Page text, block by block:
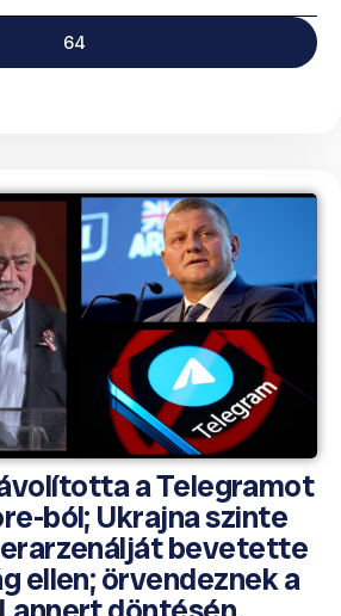
64
a Telegramot
ból; Ukrajna szinte
bevetette
ellen; örvendeznek a